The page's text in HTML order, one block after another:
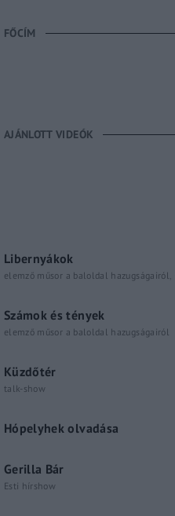
FŐCÍM
AJÁNLOTT VIDEÓK
Libernyákok
elemző műsor a baloldal hazugságairól
Számok és tények
elemző műsor a baloldal hazugságairól
Küzdőtér
talk-show
Hópelyhek olvadása
Gerilla Bár
Esti hírshow